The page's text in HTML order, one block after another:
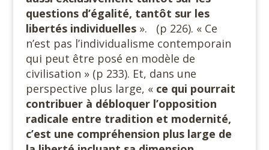
questions d’égalité, tantôt sur les
libertés individuelles ». (p 226). « Ce
n’est pas l’individualisme contemporain
qui peut être posé en modèle de
civilisation » (p 233). Et, dans une
perspective plus large, « ce qui pourrait
contribuer à débloquer l’opposition
radicale entre tradition et modernité,
c’est une compréhension plus large de